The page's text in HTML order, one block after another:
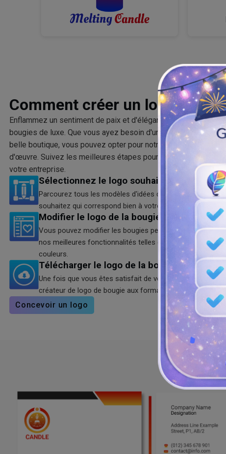
Comment créer un logo de
Enflammez un sentiment de paix et d'élégance chez vos
bougies de luxe. Que vous ayez besoin d'un logo pour des
belle boutique, vous pouvez opter pour notre
créateur de logo
d'œuvre. Suivez les meilleures étapes pour créer une œuvre
votre entreprise.
Sélectionnez le logo souhaité
Parcourez tous les modèles d'idées de logos de bougies
souhaitez qui correspond bien à votre marque.
Modifier le logo de la bougie
Vous pouvez modifier les bougies personnalisées avec
nos meilleures fonctionnalités telles que le texte, les
couleurs.
Télécharger le logo de la bougie
Une fois que vous êtes satisfait de votre logo, vous
créateur de logo de bougie aux formats SVG, PNG et
Concevoir un logo